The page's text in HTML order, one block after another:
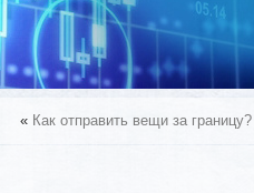
« Как отправить вещи за границу?